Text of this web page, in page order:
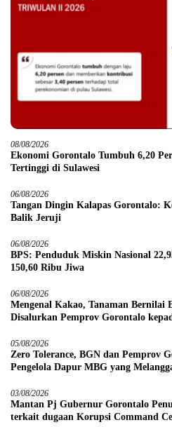
08/08/2026
Ekonomi Gorontalo Tumbuh 6,20
Tertinggi di Sulawesi
06/08/2026
Tangan Dingin Kalapas Gorontalo:
Balik Jeruji
06/08/2026
BPS: Penduduk Miskin Nasional
150,60 Ribu Jiwa
06/08/2026
Mengenal Kakao, Tanaman Bernilai
Disalurkan Pemprov Gorontalo
05/08/2026
Zero Tolerance, BGN dan Pemprov
Pengelola Dapur MBG yang
03/08/2026
Mantan Pj Gubernur Gorontalo
terkait dugaan Korupsi Command